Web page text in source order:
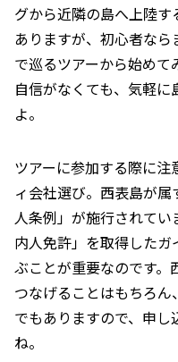
グから近隣の島へ上陸
ありますが、初心者な
で巡るツアーから始め
自信がなくても、気軽
よ。
ツアーに参加する際に
ィ会社選び。西表島が
人条例」が施行されて
内人免許」を取得した
ぶことが重要なのです。
つなげることはもちろ
でもありますので、申
ね。